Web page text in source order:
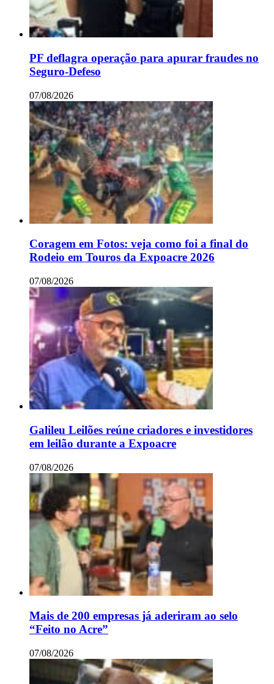
PF deflagra operação para apurar fraudes no
Seguro-Defeso
07/08/2026
Coragem em Fotos: veja como foi a final do
Rodeio em Touros da Expoacre 2026
07/08/2026
Galileu Leilões reúne criadores e investidores
em leilão durante a Expoacre
07/08/2026
Mais de 200 empresas já aderiram ao selo
“Feito no Acre”
07/08/2026